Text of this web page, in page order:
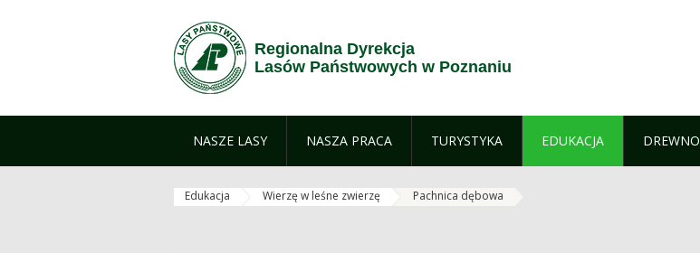
Regionalna Dyrekcja
Lasów Państwowych w Poznaniu
NASZE LASY NASZA PRACA TURYSTYKA EDUKACJA DREWNO
Edukacja Wierzę w leśne zwierzę Pachnica dębowa